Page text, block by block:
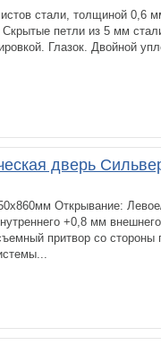
стали, толщиной 0,6
петли из 5 мм
Глазок. Двойной
дверь
Открывание:
+0,8 мм
притвор со стороны